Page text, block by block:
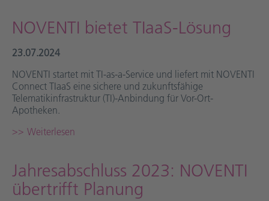
NOVENTI bietet TIaaS-Lösung
23.07.2024
NOVENTI startet mit TI-as-a-Service und liefert mit NOVENTI
Connect TIaaS eine sichere und zukunftsfähige
Telematikinfrastruktur (TI)-Anbindung für Vor-Ort-
Apotheken.
Weiterlesen
Jahresabschluss 2023: NOVENTI
übertrifft Planung